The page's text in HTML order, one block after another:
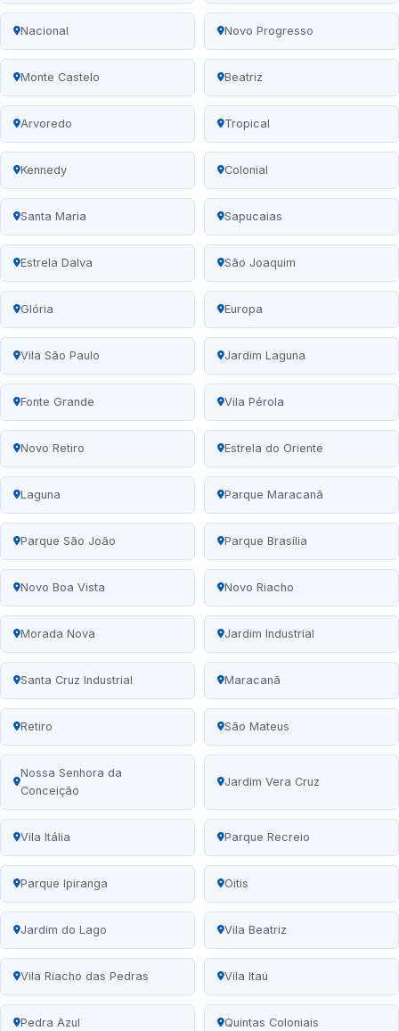
Nacional Novo Progresso
Monte Castelo Beatriz
Arvoredo Tropical
Kennedy Colonial
Santa Maria Sapucaias
Estrela Dalva São Joaquim
Glória Europa
Vila São Paulo Jardim Laguna
Fonte Grande Vila Pérola
Novo Retiro Estrela do Oriente
Laguna Parque Maracanã
Parque São João Parque Brasília
Novo Boa Vista Novo Riacho
Morada Nova Jardim Industrial
Santa Cruz Industrial Maracanã
Retiro São Mateus
Nossa Senhora da
Conceição
Jardim Vera Cruz
Vila Itália Parque Recreio
Parque Ipiranga Oitis
Jardim do Lago Vila Beatriz
Vila Riacho das Pedras Vila Itaú
Pedra Azul Quintas Coloniais